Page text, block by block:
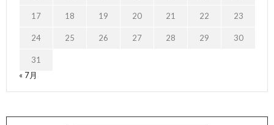
17 18 19 20 21 22 23
24 25 26 27 28 29 30
31
« 7月